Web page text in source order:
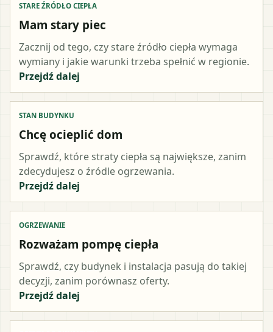
STARE ŹRÓDŁO CIEPŁA
Mam stary piec
Zacznij od tego, czy stare źródło ciepła wymaga
wymiany i jakie warunki trzeba spełnić w regionie.
Przejdź dalej
STAN BUDYNKU
Chcę ocieplić dom
Sprawdź, które straty ciepła są największe, zanim
zdecydujesz o źródle ogrzewania.
Przejdź dalej
OGRZEWANIE
Rozważam pompę ciepła
Sprawdź, czy budynek i instalacja pasują do takiej
decyzji, zanim porównasz oferty.
Przejdź dalej